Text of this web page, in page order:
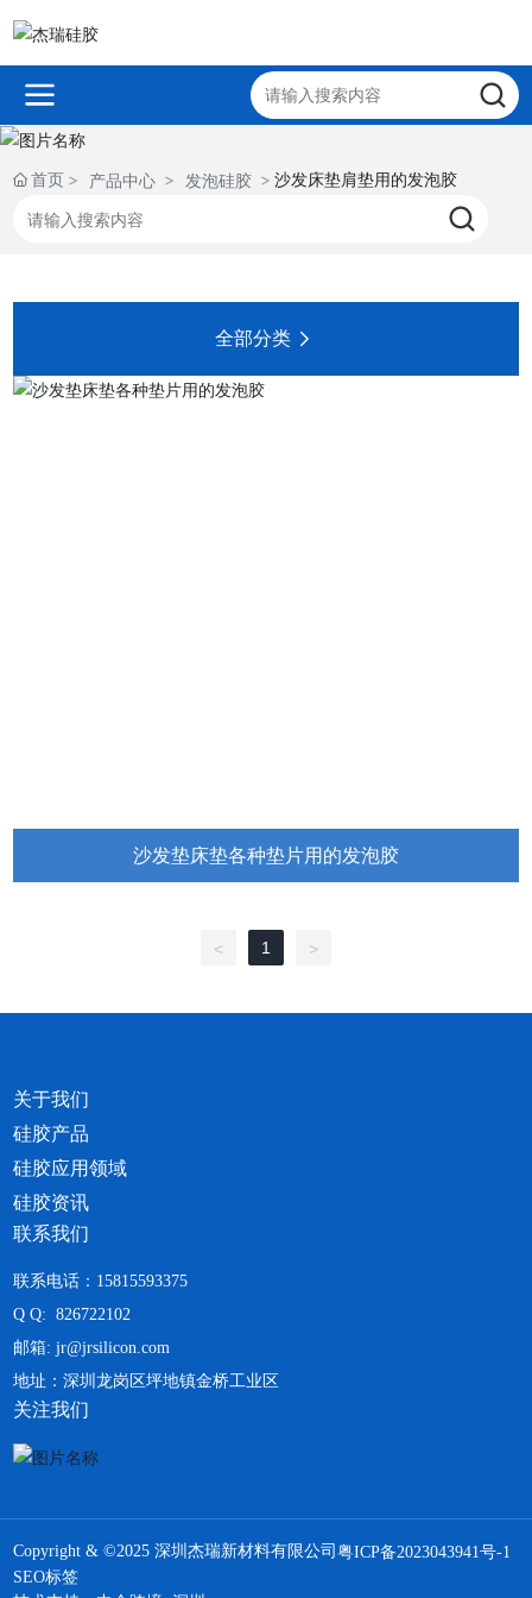
首页 产品中心 发泡硅胶 沙发床垫肩垫用的发泡胶
全部分类
沙发垫床垫各种垫片用的发泡胶
< 1 >
关于我们
硅胶产品
硅胶应用领域
硅胶资讯
联系我们
联系电话：15815593375
Q Q: 826722102
邮箱: jr@jrsilicon.com
地址：深圳龙岗区坪地镇金桥工业区
关注我们
Copyright & ©2025 深圳杰瑞新材料有限公司粤ICP备2023043941号-1
SEO标签